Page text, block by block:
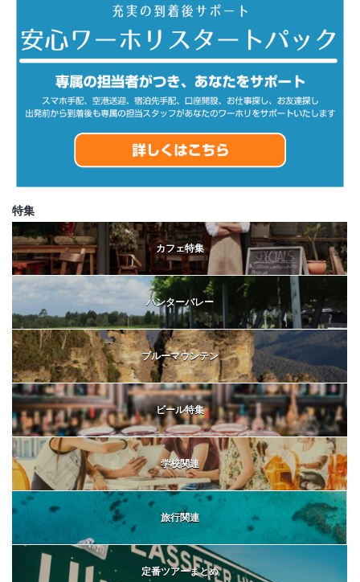
特集
カフェ特集
ハンターバレー
ブルーマウンテン
ビール特集
学校関連
旅行関連
定番ツアーまとめ